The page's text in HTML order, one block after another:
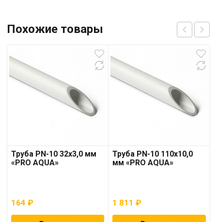
Похожие товары
Труба PN-10 32х3,0 мм
«PRO AQUA»
164 ₽
Труба PN-10 110х10,0
мм «PRO AQUA»
1 811₽